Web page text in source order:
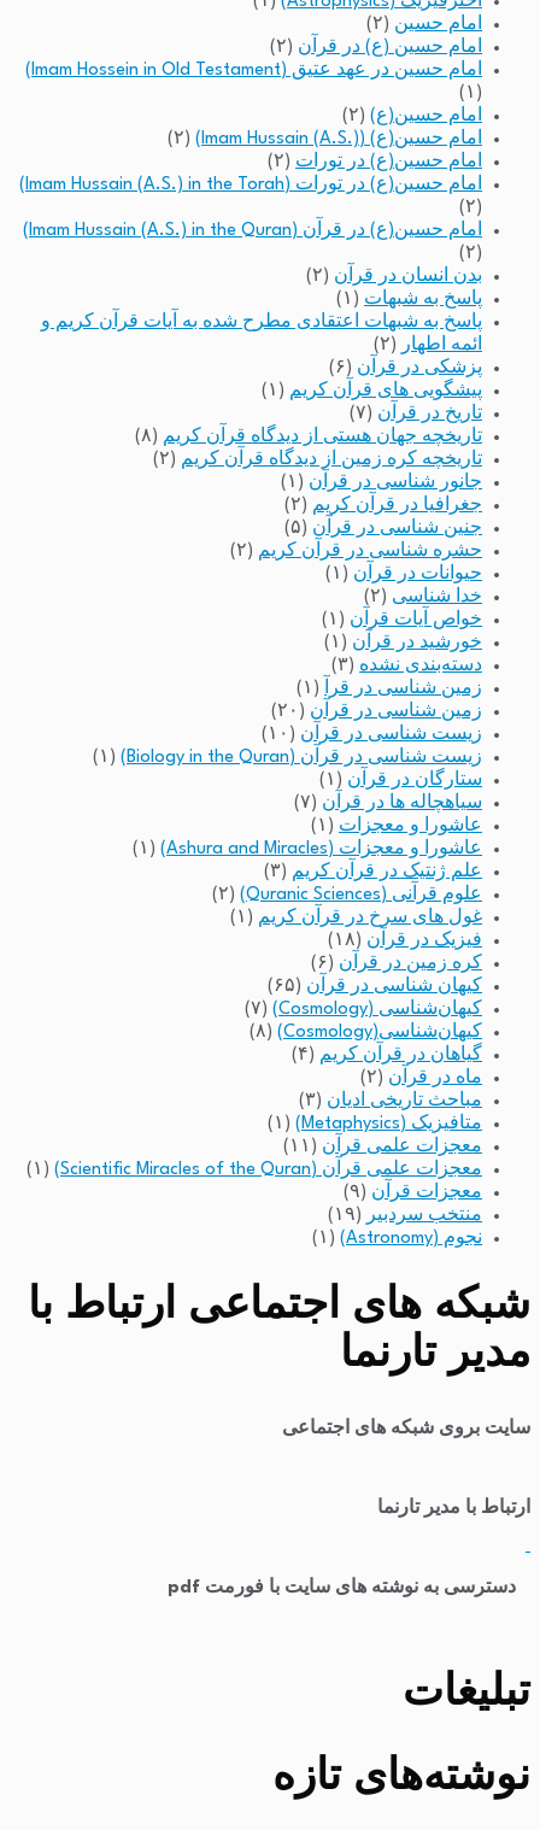
امام حسین (۲)
امام حسین (ع) در قرآن (۲)
امام حسین در عهد عتیق (Imam Hossein in Old Testament)
(۱)
امام حسین(ع) (۲)
امام حسین(ع) (Imam Hussain (A.S.))
(۲)
امام حسین(ع) در تورات (۲)
امام حسین(ع) در تورات (Imam Hussain (A.S.) in the Torah)
(۲)
امام حسین(ع) در قرآن (Imam Hussain (A.S.) in the Quran)
(۲)
بدن انسان در قرآن (۲)
پاسخ به شبهات (۱)
پاسخ به شبهات اعتقادی مطرح شده به آیات قرآن کریم و
ائمه اطهار
(۲)
پزشکی در قرآن (۶)
پیشگویی های قرآن کریم (۱)
تاریخ در قرآن (۷)
تاریخچه جهان هستی از دیدگاه قرآن کریم (۸)
تاریخچه کره زمین از دیدگاه قرآن کریم (۲)
جانور شناسی در قرآن (۱)
جغرافیا در قرآن کریم (۲)
جنین شناسی در قرآن (۵)
حشره شناسی در قرآن کریم (۲)
حیوانات در قرآن (۱)
خدا شناسی (۲)
خواص آیات قرآن (۱)
خورشید در قرآن (۱)
دسته‌بندی نشده (۳)
زمین شناسی در قرآ
(۱)
زمین شناسی در قرآن (۲۰)
زیست شناسی در قرآن (۱۰)
زیست شناسی در قرآن (Biology in the Quran)
(۱)
ستارگان در قرآن (۱)
سیاهچاله ها در قرآن (۷)
عاشورا و معجزات (۱)
عاشورا و معجزات (Ashura and Miracles)
(۱)
علم ژنتیک در قرآن کریم (۳)
علوم قرآنی (Quranic Sciences)
(۲)
غول های سرخ در قرآن کریم (۱)
فیزیک در قرآن (۱۸)
کره زمین در قرآن (۶)
کیهان شناسی در قرآن (۶۵)
کیهان‌شناسی (Cosmology)
(۷)
کیهان‌شناسی(Cosmology)
(۸)
گیاهان در قرآن کریم (۴)
ماه در قرآن (۲)
مباحث تاریخی ادیان (۳)
متافیزیک (Metaphysics)
(۱)
معجزات علمی قرآن (۱۱)
معجزات علمی قرآن (Scientific Miracles of the Quran)
(۱)
معجزات قرآن (۹)
منتخب سردبیر
(۱۹)
نجوم (Astronomy)
(۱)
شبکه های اجتماعی ارتباط با
مدیر تارنما
سایت بروی شبکه های اجتماعی
ارتباط با مدیر تارنما
دسترسی به نوشته های سایت با فورمت pdf
تبلیغات
نوشته‌های تازه